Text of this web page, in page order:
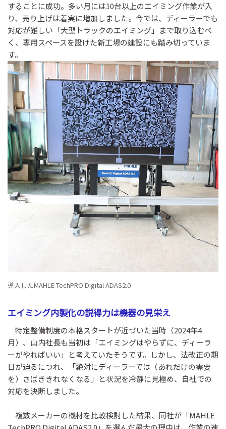
することに成功。多い月には10台以上のエイミング作業が入
り、売り上げは着実に増加しました。今では、ディーラーでも
対応が難しい「大型トラックのエイミング」まで取り込むべ
く、専用スペースを設けた新工場の建設にも踏み切っていま
す。
導入したMAHLE TechPRO Digital ADAS2.0
エイミング内製化の説得力は機器の見栄え
特定整備制度の本格スタートが近づいた当時（2024年4
月）、山内社長も当初は「エイミングはやらずに、ディーラ
ーがやればいい」と考えていたそうです。しかし、法改正の期
日が迫るにつれ、「絶対にディーラーでは（あれだけの需要
を）さばききれなくなる」と状況を冷静に見極め、自社での
対応を決断しました。
複数メーカーの機材を比較検討した結果、同社が「MAHLE